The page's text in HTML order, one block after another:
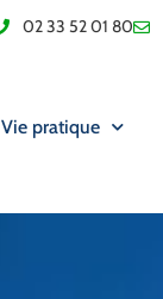
02 33 52 01 80
Vie pratique